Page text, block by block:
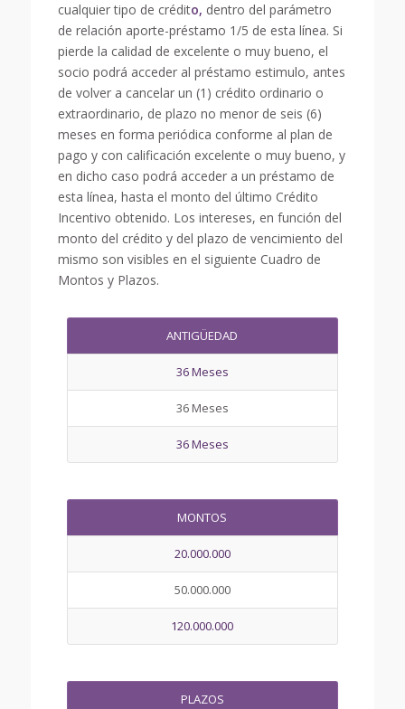
cualquier tipo de crédito, dentro del parámetro
de relación aporte-préstamo 1/5 de esta línea. Si
pierde la calidad de excelente o muy bueno, el
socio podrá acceder al préstamo estimulo, antes
de volver a cancelar un (1) crédito ordinario o
extraordinario, de plazo no menor de seis (6)
meses en forma periódica conforme al plan de
pago y con calificación excelente o muy bueno, y
en dicho caso podrá acceder a un préstamo de
esta línea, hasta el monto del último Crédito
Incentivo obtenido. Los intereses, en función del
monto del crédito y del plazo de vencimiento del
mismo son visibles en el siguiente Cuadro de
Montos y Plazos.
ANTIGÜEDAD
36 Meses
36 Meses
36 Meses
MONTOS
20.000.000
50.000.000
120.000.000
PLAZOS